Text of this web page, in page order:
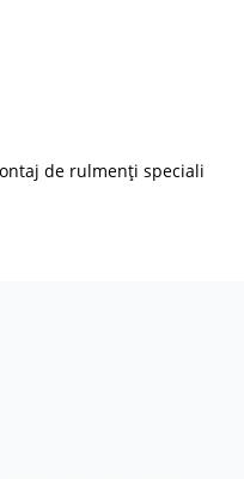
de rulmenți speciali